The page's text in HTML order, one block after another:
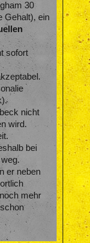
30
Gehalt), ein
sofort
nicht
wird.
bei
er neben
mehr